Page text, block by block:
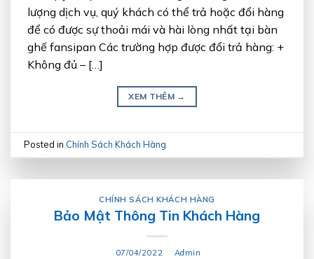
lượng dịch vụ, quý khách có thể trả hoặc đổi hàng
để có được sự thoải mái và hài lòng nhất tại bàn
ghế fansipan Các trường hợp được đổi trả hàng: +
Không đủ – […]
XEM THÊM →
Posted in Chính Sách Khách Hàng
CHÍNH SÁCH KHÁCH HÀNG
Bảo Mật Thông Tin Khách Hàng
07/04/2022 Admin